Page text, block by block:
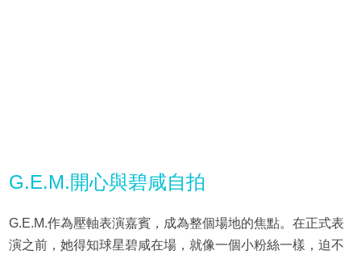
G.E.M.開心與碧咸自拍
G.E.M.作為壓軸表演嘉賓，成為整個場地的焦點。在正式表
演之前，她得知球星碧咸在場，就像一個小粉絲一樣，迫不